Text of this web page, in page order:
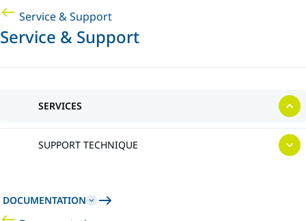
Service & Support
Service & Support
SERVICES
SUPPORT TECHNIQUE
DOCUMENTATION